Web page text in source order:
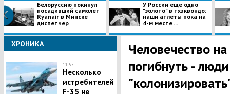
Белоруссию покинул
посадивший самолет
Ryanair в Минске
диспетчер
У России еще одно
"золото" в тхэквондо:
наши атлеты пока на
4-м месте ...
ХРОНИКА
11:55
Несколько
истребителей
F-35 не
Человечество
погибнуть -